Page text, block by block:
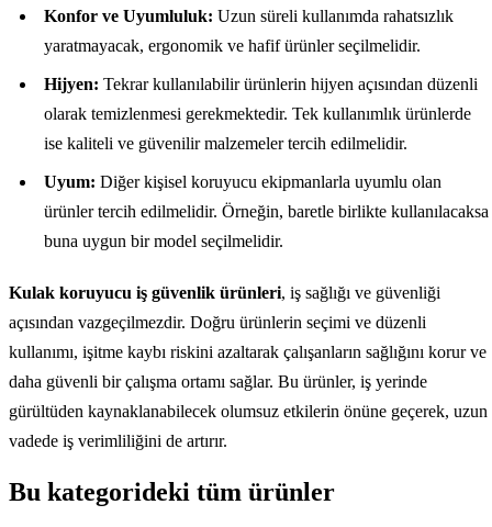
Konfor ve Uyumluluk: Uzun süreli kullanımda rahatsızlık
yaratmayacak, ergonomik ve hafif ürünler seçilmelidir.
Hijyen: Tekrar kullanılabilir ürünlerin hijyen açısından düzenli
olarak temizlenmesi gerekmektedir. Tek kullanımlık ürünlerde
ise kaliteli ve güvenilir malzemeler tercih edilmelidir.
Uyum: Diğer kişisel koruyucu ekipmanlarla uyumlu olan
ürünler tercih edilmelidir. Örneğin, baretle birlikte kullanılacaksa
buna uygun bir model seçilmelidir.
Kulak koruyucu iş güvenlik ürünleri, iş sağlığı ve güvenliği
açısından vazgeçilmezdir. Doğru ürünlerin seçimi ve düzenli
kullanımı, işitme kaybı riskini azaltarak çalışanların sağlığını korur ve
daha güvenli bir çalışma ortamı sağlar. Bu ürünler, iş yerinde
gürültüden kaynaklanabilecek olumsuz etkilerin önüne geçerek, uzun
vadede iş verimliliğini de artırır.
Bu kategorideki tüm ürünler